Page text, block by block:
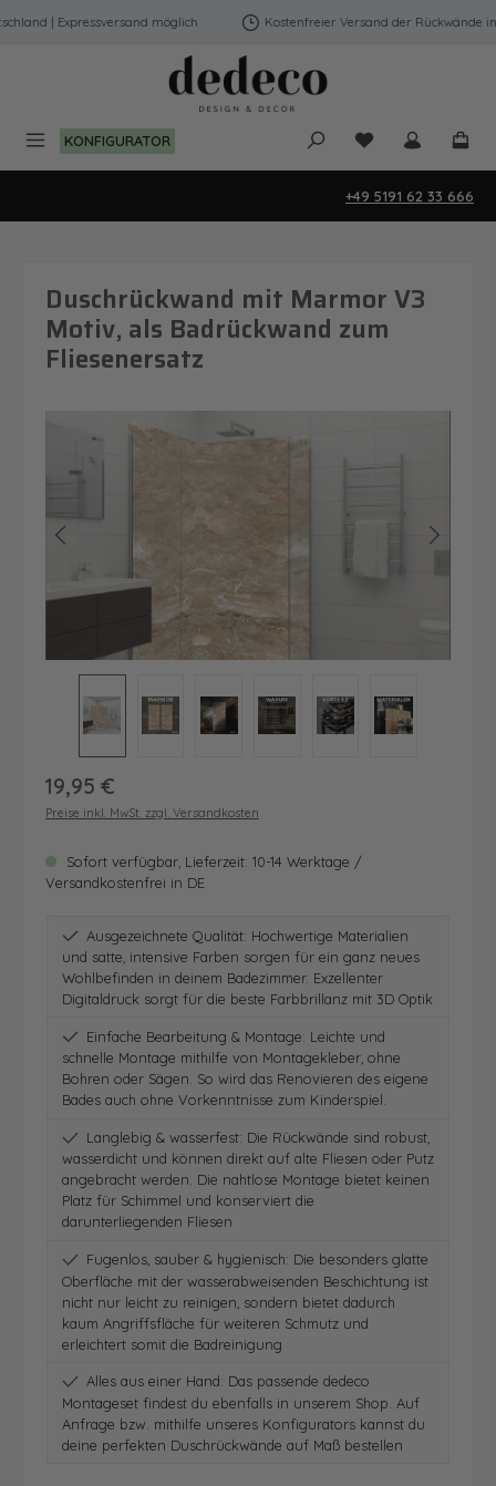
Zum Hauptinhalt springen
| Expressversand möglich Kostenfreier Versand der Rückwände in
KONFIGURATOR Du hast 0
+49 5191 62 33 666
Duschrückwand mit Marmor V3
Motiv, als Badrückwand zum
Fliesenersatz
Regulärer Preis:
19,95 €
Preise inkl. MwSt. zzgl. Versandkosten
Sofort verfügbar, Lieferzeit: 10-14 Werktage /
Versandkostenfrei in DE
Ausgezeichnete Qualität: Hochwertige Materialien
und satte, intensive Farben sorgen für ein ganz neues
Wohlbefinden in deinem Badezimmer. Exzellenter
Digitaldruck sorgt für die beste Farbbrillanz mit 3D Optik
Einfache Bearbeitung & Montage: Leichte und
schnelle Montage mithilfe von Montagekleber, ohne
Bohren oder Sägen. So wird das Renovieren des eigene
Bades auch ohne Vorkenntnisse zum Kinderspiel.
Langlebig & wasserfest: Die Rückwände sind robust,
wasserdicht und können direkt auf alte Fliesen oder Putz
angebracht werden. Die nahtlose Montage bietet keinen
Platz für Schimmel und konserviert die
darunterliegenden Fliesen
Fugenlos, sauber & hygienisch: Die besonders glatte
Oberfläche mit der wasserabweisenden Beschichtung ist
nicht nur leicht zu reinigen, sondern bietet dadurch
kaum Angriffsfläche für weiteren Schmutz und
erleichtert somit die Badreinigung
Alles aus einer Hand: Das passende dedeco
Montageset findest du ebenfalls in unserem Shop. Auf
Anfrage bzw. mithilfe unseres Konfigurators kannst du
deine perfekten Duschrückwände auf Maß bestellen